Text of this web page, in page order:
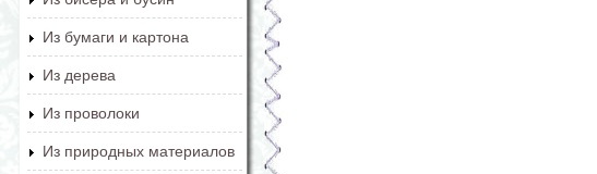
Из бумаги и картона
Из дерева
Из проволоки
Из природных материалов